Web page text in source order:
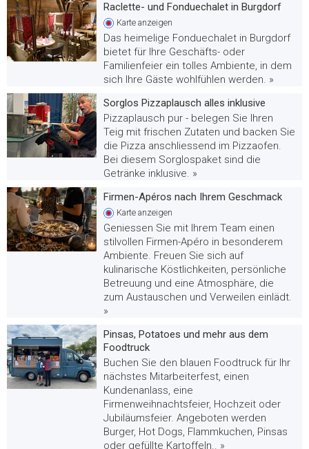
Raclette- und Fonduechalet in Burgdorf
Karte anzeigen
Das heimelige Fonduechalet in Burgdorf
bietet für Ihre Geschäfts- oder
Familienfeier ein tolles Ambiente, in dem
sich Ihre Gäste wohlfühlen werden. »
Sorglos Pizzaplausch alles inklusive
Pizzaplausch pur - belegen Sie Ihren
Teig mit frischen Zutaten und backen Sie
die Pizza anschliessend im Pizzaofen.
Bei diesem Sorglospaket sind die
Getränke inklusive. »
Firmen-Apéros nach Ihrem Geschmack
Karte anzeigen
Geniessen Sie mit Ihrem Team einen
stilvollen Firmen-Apéro in besonderem
Ambiente. Freuen Sie sich auf
kulinarische Köstlichkeiten, persönliche
Betreuung und eine Atmosphäre, die
zum Austauschen und Verweilen einlädt.
»
Pinsas, Potatoes und mehr aus dem
Foodtruck
Buchen Sie den blauen Foodtruck für Ihr
nächstes Mitarbeiterfest, einen
Kundenanlass, eine
Firmenweihnachtsfeier, Hochzeit oder
Jubiläumsfeier. Angeboten werden
Burger, Hot Dogs, Flammkuchen, Pinsas
oder gefüllte Kartoffeln.. »